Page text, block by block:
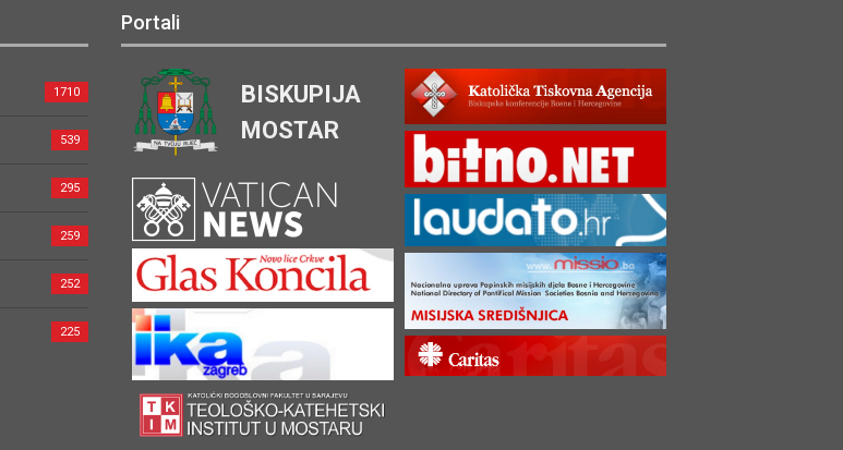
1710
539
295
259
252
225
Portali
BISKUPIJA
MOSTAR